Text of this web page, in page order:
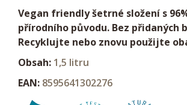
Vegan friendly šetrné složení s
přírodního původu. Bez přidaných
Recyklujte nebo znovu použijte
Obsah: 1,5 litru
EAN: 8595641302276